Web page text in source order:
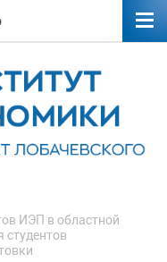
ИЭП в областной
студентов